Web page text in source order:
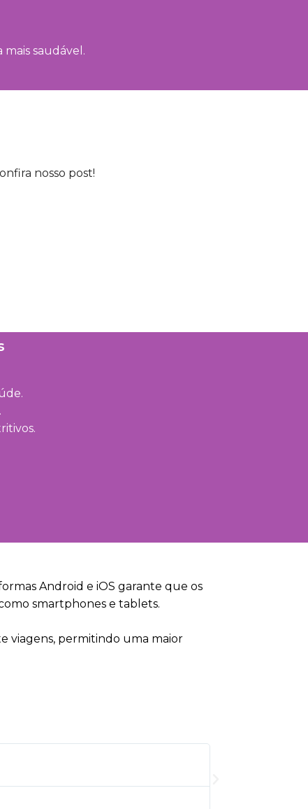
saudável.
nosso post!
Android e iOS garante que os
smartphones e tablets.
viagens, permitindo uma maior